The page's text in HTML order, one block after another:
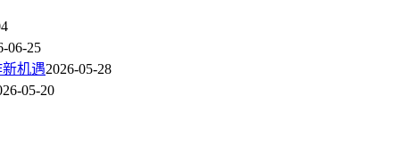
06-25
机遇2026-05-28
05-20